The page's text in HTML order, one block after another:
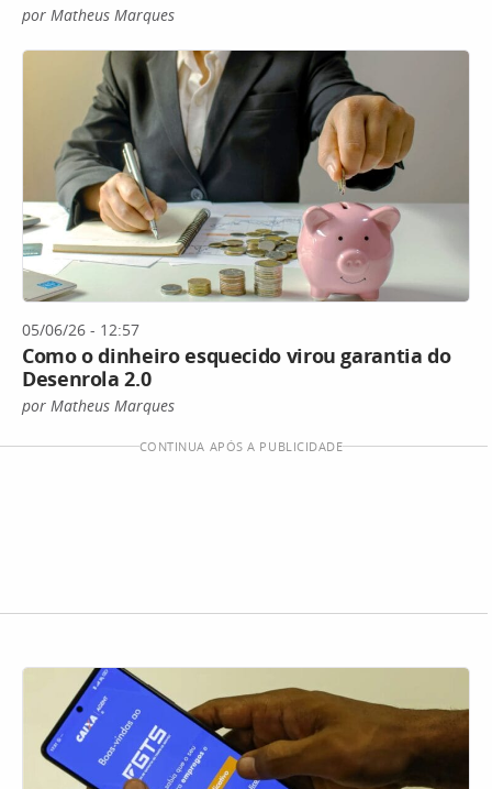
por Matheus Marques
05/06/26 - 12:57
Como o dinheiro esquecido virou garantia do
Desenrola 2.0
por Matheus Marques
CONTINUA APÓS A PUBLICIDADE